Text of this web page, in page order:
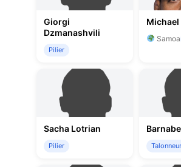
Giorgi
Dzmanashvili
Pilier
Samoa
Sacha Lotrian
Pilier Talonneur